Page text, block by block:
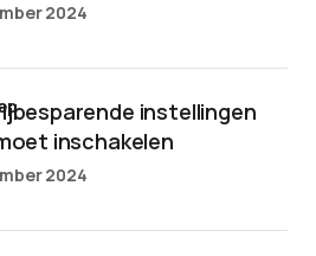
2024
instellingen
inschakelen
2024